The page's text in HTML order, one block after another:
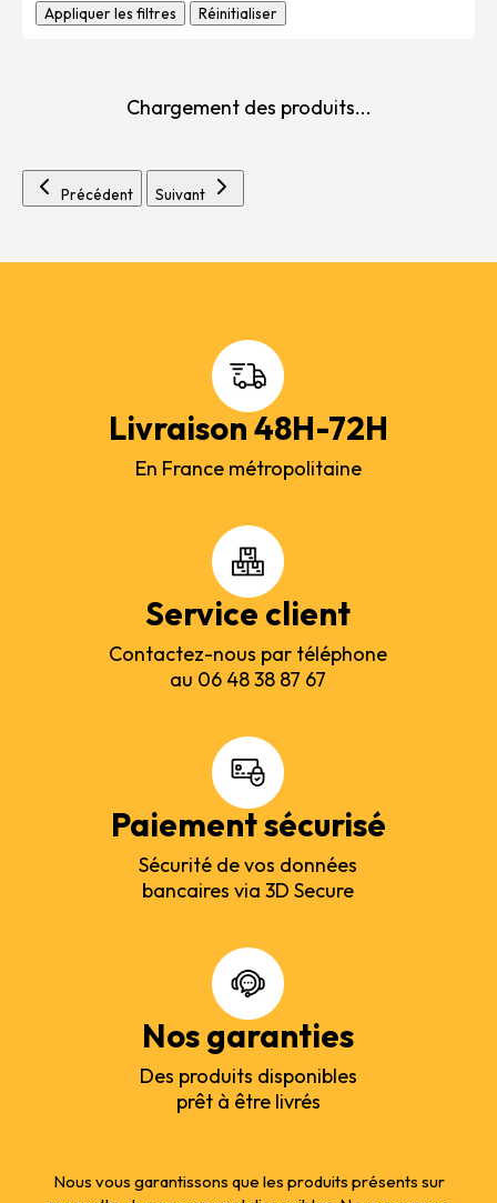
Appliquer les filtres Réinitialiser
Chargement des produits...
Précédent Suivant
Livraison 48H-72H
En France métropolitaine
Service client
Contactez-nous par téléphone
au 06 48 38 87 67
Paiement sécurisé
Sécurité de vos données
bancaires via 3D Secure
Nos garanties
Des produits disponibles
prêt à être livrés
Nous vous garantissons que les produits présents sur